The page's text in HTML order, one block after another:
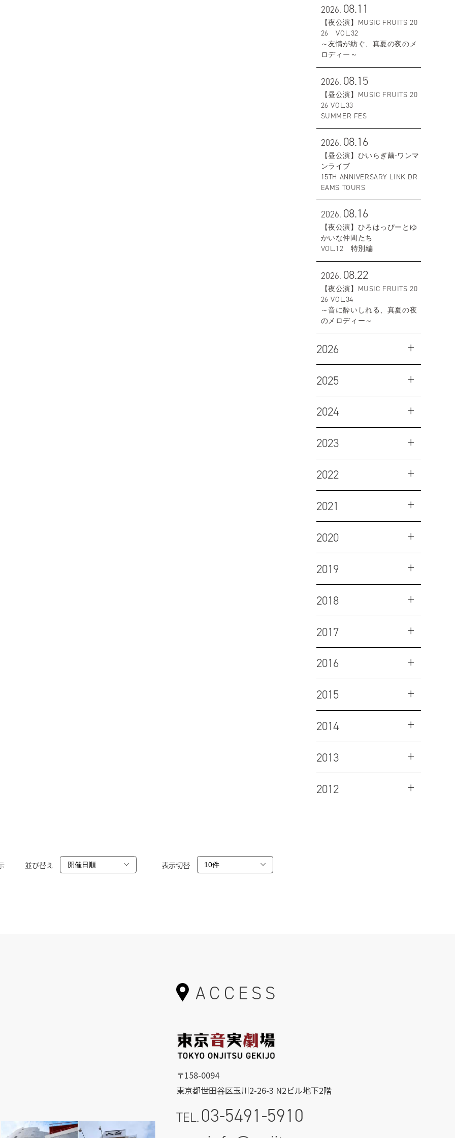
2026. 08.11
【夜公演】MUSIC FRUITS 20
26 VOL.32
～友情が紡ぐ、真夏の夜のメ
ロディー～
2026. 08.15
【昼公演】MUSIC FRUITS 20
26 VOL.33
SUMMER FES
2026. 08.16
【昼公演】ひいらぎ繭-ワンマ
ンライブ
15TH ANNIVERSARY LINK DR
EAMS TOURS
2026. 08.16
【夜公演】ひろはっぴーとゆ
かいな仲間たち
VOL.12 特別編
2026. 08.22
【夜公演】MUSIC FRUITS 20
26 VOL.34
～音に酔いしれる、真夏の夜
のメロディー～
2026
2025
2024
2023
2022
2021
2020
2019
2018
2017
2016
2015
2014
2013
2012
並び替え 表示切替
ACCESS
〒158-0094
東京都世田谷区玉川2-26-3 N2ビル地下2階
TEL.03-5491-5910